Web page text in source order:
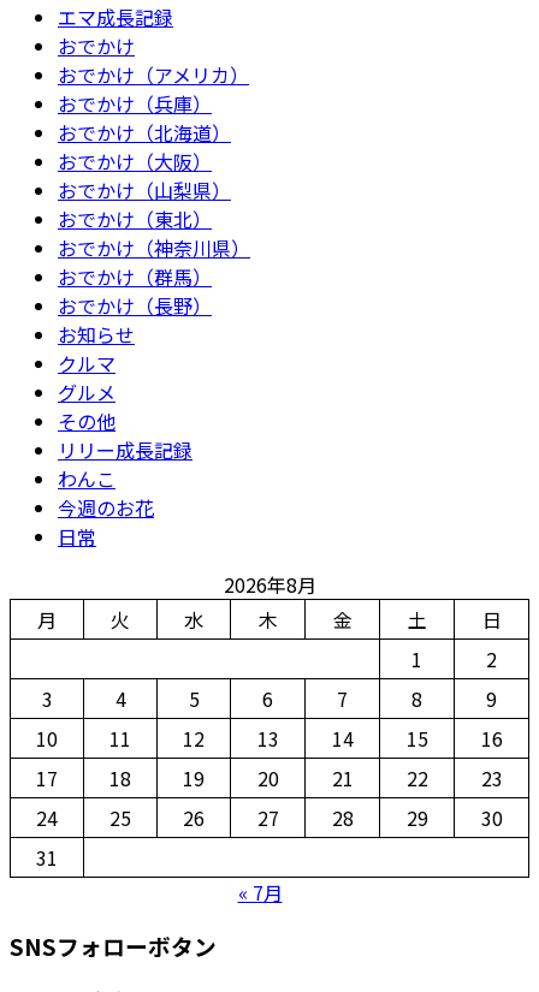
エマ成長記録
おでかけ
おでかけ（アメリカ）
おでかけ（兵庫）
おでかけ（北海道）
おでかけ（大阪）
おでかけ（山梨県）
おでかけ（東北）
おでかけ（神奈川県）
おでかけ（群馬）
おでかけ（長野）
お知らせ
クルマ
グルメ
その他
リリー成長記録
わんこ
今週のお花
日常
2026年8月
月
火 水 木 金 土
日
1
2
3
4 5 6 7 8
9
10
11 12 13 14 15
16
17
18 19 20 21 22
23
24
25 26 27 28 29
30
31
« 7月
SNSフォローボタン